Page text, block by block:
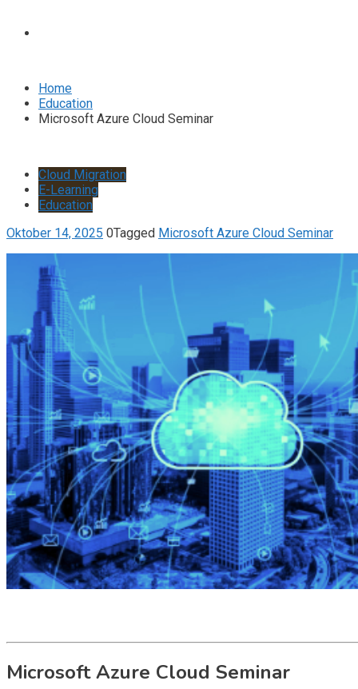
Home
Education
Microsoft Azure Cloud Seminar
Cloud Migration
E-Learning
Education
Oktober 14, 2025 0Tagged Microsoft Azure Cloud Seminar
Microsoft Azure Cloud Seminar